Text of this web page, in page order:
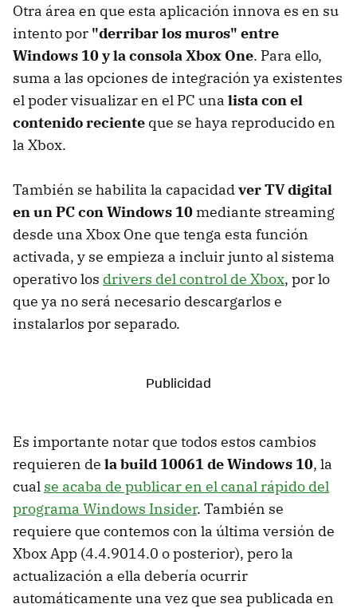
Otra área en que esta aplicación innova es en su
intento por "derribar los muros" entre
Windows 10 y la consola Xbox One. Para ello,
suma a las opciones de integración ya existentes
el poder visualizar en el PC una lista con el
contenido reciente que se haya reproducido en
la Xbox.
También se habilita la capacidadver TV digital
en un PC con Windows 10 mediante streaming
desde una Xbox One que tenga esta función
activada, y se empieza a incluir junto al sistema
operativo los drivers del control de Xbox, por lo
que ya no será necesario descargarlos e
instalarlos por separado.
Es importante notar que todos estos cambios
requieren de la build 10061 de Windows 10, la
cual se acaba de publicar en el canal rápido del
programa Windows Insider. También se
requiere que contemos con la última versión de
Xbox App (4.4.9014.0 o posterior), pero la
actualización a ella debería ocurrir
automáticamente una vez que sea publicada en